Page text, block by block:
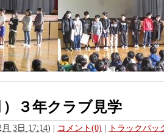
）３年クラブ見学
月 3日 17:14) | コメント(0) | トラックバッ